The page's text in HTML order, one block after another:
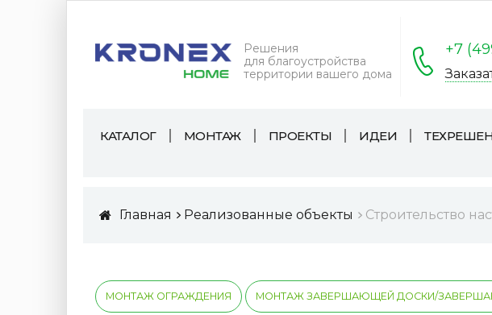
Решения
для благоустройства
территории вашего дома
+7
КАТАЛОГ МОНТАЖ ПРОЕКТЫ ИДЕИ
Главная Реализованные объекты Строительство
МОНТАЖ ОГРАЖДЕНИЯ МОНТАЖ ЗАВЕРШАЮЩЕЙ ДОСКИ/